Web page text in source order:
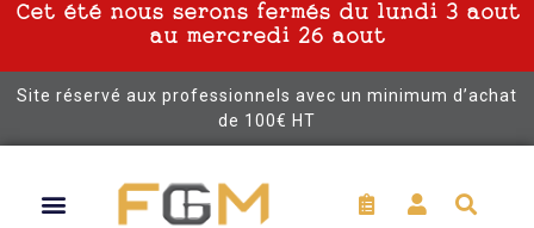
Cet été nous serons fermés du lundi 3 aout
au mercredi 26 aout
Site réservé aux professionnels avec un minimum d’achat
de 100€ HT